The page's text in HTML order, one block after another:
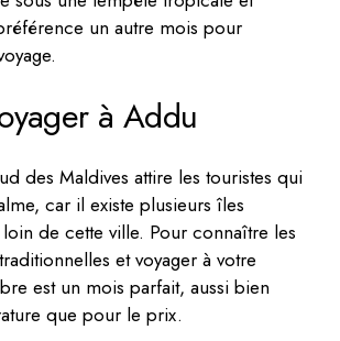
un autre mois pour
à Addu
des Maldives attire les touristes qui
car il existe plusieurs îles
de cette ville. Pour connaître les
et voyager à votre
est un mois parfait, aussi bien
que pour le prix.